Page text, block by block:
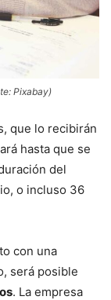
Pixabay)
que lo recibirán
hasta que se
del
o incluso 36
con una
será posible
. La empresa